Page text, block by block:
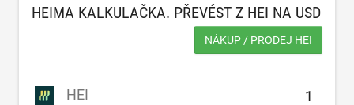
HEIMA KALKULAČKA. PŘEVÉST Z HEI NA USD
NÁKUP / PRODEJ HEI
HEI